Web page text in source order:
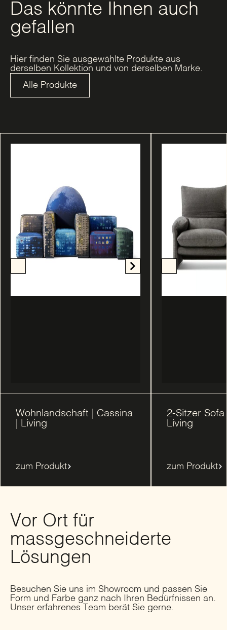
Das könnte Ihnen auch
gefallen
Hier finden Sie ausgewählte Produkte aus
derselben Kollektion und von derselben Marke.
Alle Produkte
Wohnlandschaft | Cassina
| Living
zum Produkt
2-Sitzer
Living
zum Produkt
Vor Ort für
massgeschneiderte
Lösungen
Besuchen Sie uns im Showroom und passen Sie
Form und Farbe ganz nach Ihren Bedürfnissen an.
Unser erfahrenes Team berät Sie gerne.